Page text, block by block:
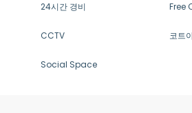
24시간 경비 Free
CCTV 코트
Social Space